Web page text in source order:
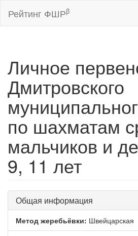
Рейтинг ФШРβ
Личное
Дмитровского
по шахматам
мальчиков и
9, 11 лет
Общая информация
Метод жеребьёвки: Швейцарская